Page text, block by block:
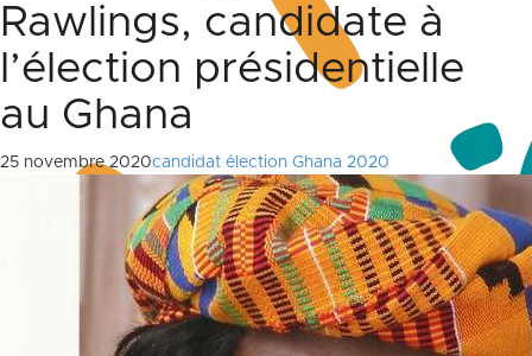
Rawlings, candidate à
l’élection présidentielle
au Ghana
25 novembre 2020candidat élection Ghana 2020